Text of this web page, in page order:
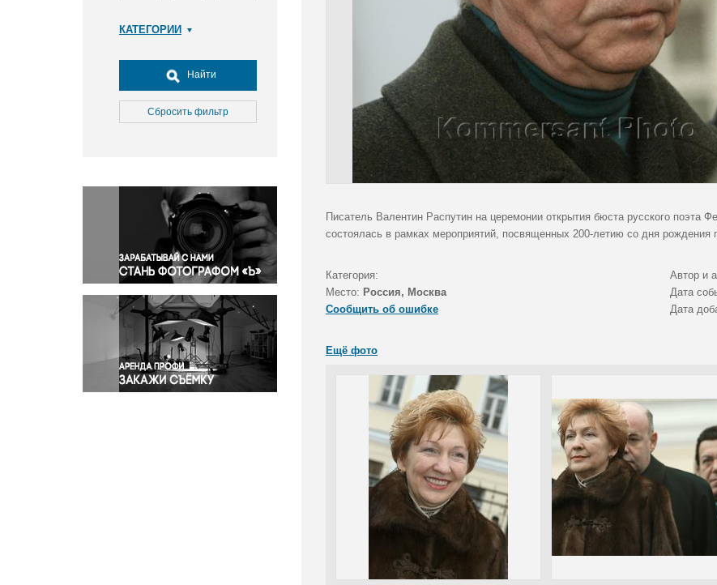
КАТЕГОРИИ
Досуг, туризм и отдых
Культура
Медицина
Окружающая среда
Политика
Правосудие
Происшествия и конфликты
Религия
Светская жизнь
Спорт
Экология
Экономика и бизнес
Найти
Сбросить фильтр
Писатель Валентин Распутин на церемонии открытия бюста русского поэта
состоялась в рамках мероприятий, посвященных 200-летию со дня рождения
Категория: Автор и
Место: Россия, Москва Дата
Сообщить об ошибке
Дата
Ещё фото